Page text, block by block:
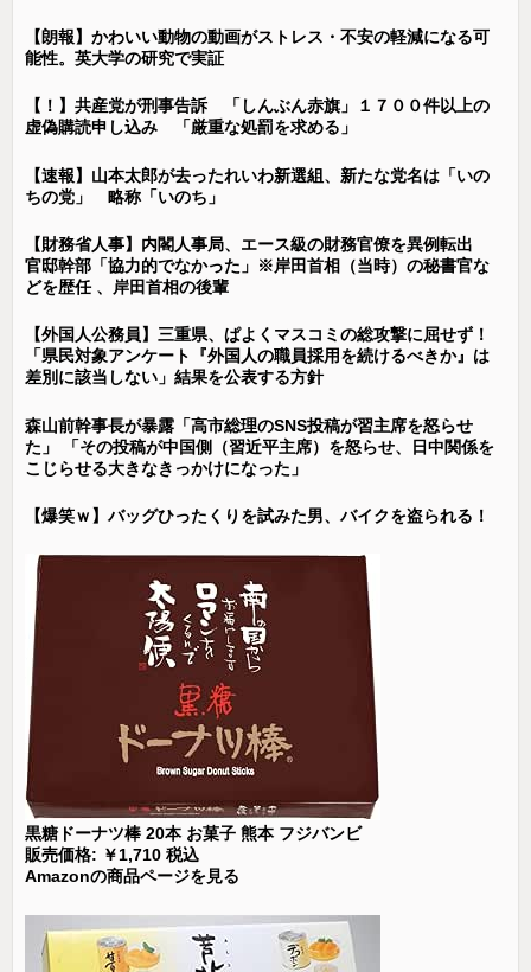
【朗報】かわいい動物の動画がストレス・不安の軽減になる可
能性。英大学の研究で実証
【！】共産党が刑事告訴 「しんぶん赤旗」１７００件以上の
虚偽購読申し込み 「厳重な処罰を求める」
【速報】山本太郎が去ったれいわ新選組、新たな党名は「いの
ちの党」 略称「いのち」
【財務省人事】内閣人事局、エース級の財務官僚を異例転出
官邸幹部「協力的でなかった」※岸田首相（当時）の秘書官な
どを歴任 、岸田首相の後輩
【外国人公務員】三重県、ぱよくマスコミの総攻撃に屈せず！
「県民対象アンケート『外国人の職員採用を続けるべきか』は
差別に該当しない」結果を公表する方針
森山前幹事長が暴露「高市総理のSNS投稿が習主席を怒らせ
た」 「その投稿が中国側（習近平主席）を怒らせ、日中関係を
こじらせる大きなきっかけになった」
【爆笑ｗ】バッグひったくりを試みた男、バイクを盗られる！
黒糖ドーナツ棒 20本 お菓子 熊本 フジバンビ
販売価格: ￥1,710 税込
Amazonの商品ページを見る